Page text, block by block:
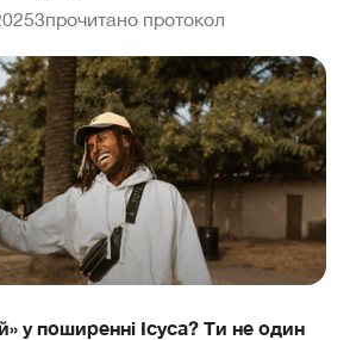
3прочитано протокол
у поширенні Ісуса? Ти не один